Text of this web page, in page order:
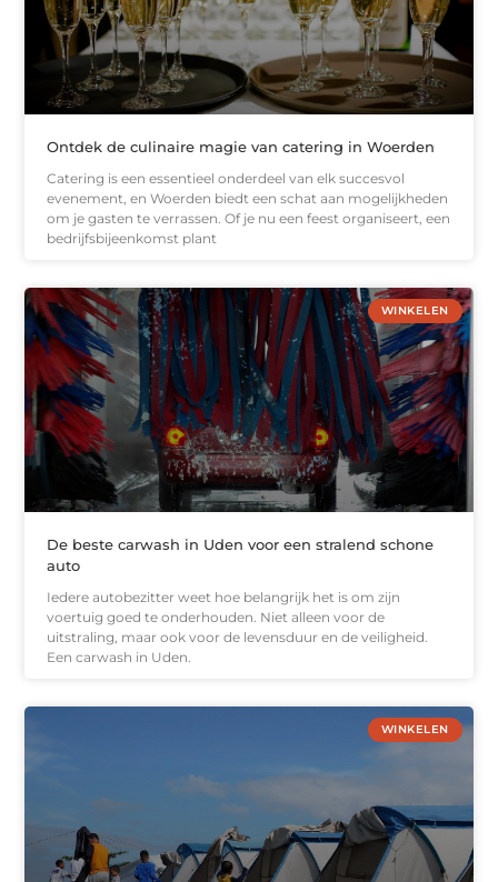
Ontdek de culinaire magie van catering in Woerden
Catering is een essentieel onderdeel van elk succesvol
evenement, en Woerden biedt een schat aan mogelijkheden
om je gasten te verrassen. Of je nu een feest organiseert, een
bedrijfsbijeenkomst plant
WINKELEN
De beste carwash in Uden voor een stralend schone
auto
Iedere autobezitter weet hoe belangrijk het is om zijn
voertuig goed te onderhouden. Niet alleen voor de
uitstraling, maar ook voor de levensduur en de veiligheid.
Een carwash in Uden.
WINKELEN